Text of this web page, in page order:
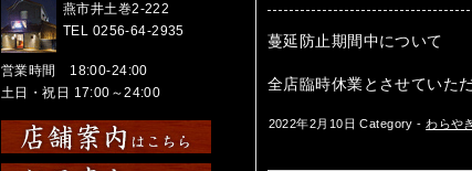
蔓延防止期間中について
全店臨時休業とさせていた
2022年2月10日 Category - わらや
燕市井土巻2-222
TEL 0256-64-2935
営業時間 18:00-24:00
土日・祝日 17:00～24:00